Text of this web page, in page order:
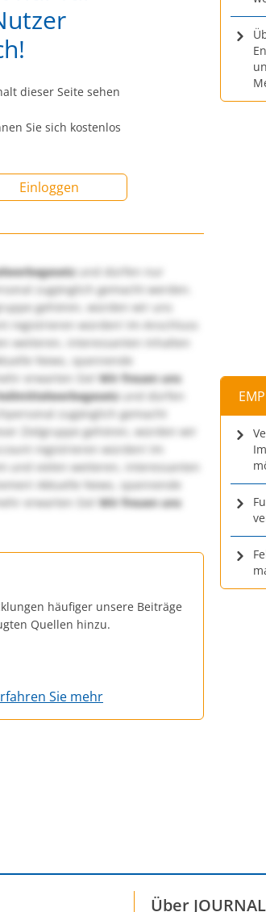
dieser Seite sehen
Sie sich kostenlos
Einloggen
und dürfen nur
zugänglich gemacht werden.
gehören, würden wir uns
registrieren würden! Im Anschluss
weiteren, interessanten Inhalten
News, spannende
erwarten Sie!Wir freuen uns
und dürfen
zugänglich gemacht
Zielgruppe gehören, würden wir
registrieren würden! Im
und vielen weiteren, interessanten
Aktuelle News, spannende
erwarten Sie! Wir freuen uns
häufiger unsere Beiträge
Quellen hinzu.
Sie mehr
Über